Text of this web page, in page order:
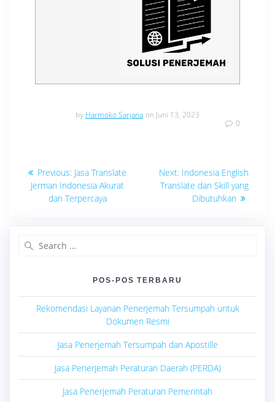
by Harmoko Sarjana on Juni 13, 2023
0
Navigasi
pos
Previous: Previous
post:
Jasa Translate
Jerman Indonesia Akurat
dan Terpercaya
Next: Next
post:
Indonesia English
Translate dan Skill yang
Dibutuhkan
POS-POS TERBARU
Rekomendasi Layanan Penerjemah Tersumpah untuk
Dokumen Resmi
Jasa Penerjemah Tersumpah dan Apostille
Jasa Penerjemah Peraturan Daerah (PERDA)
Jasa Penerjemah Peraturan Pemerintah